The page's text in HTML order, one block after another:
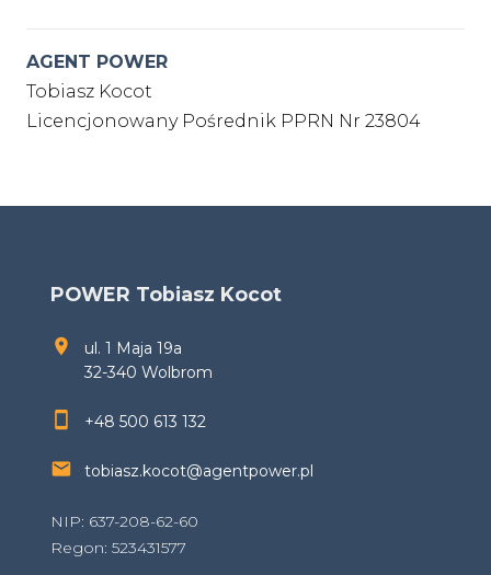
AGENT POWER
Tobiasz Kocot
Licencjonowany Pośrednik PPRN Nr 23804
POWER Tobiasz Kocot
ul. 1 Maja 19a
32-340 Wolbrom
+48 500 613 132
tobiasz.kocot@agentpower.pl
NIP: 637-208-62-60
Regon: 523431577